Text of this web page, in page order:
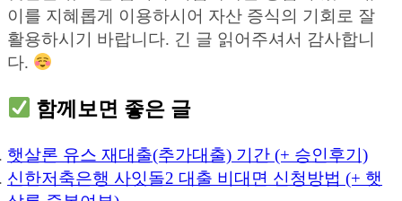
이를 지혜롭게 이용하시어 자산 증식의 기회로 잘
활용하시기 바랍니다. 긴 글 읽어주셔서 감사합니
다.
함께보면 좋은 글
햇살론 유스 재대출(추가대출) 기간 (+ 승인후기)
신한저축은행 사잇돌2 대출 비대면 신청방법 (+ 햇